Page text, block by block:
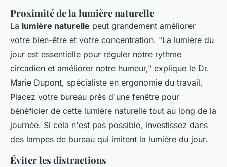
Proximité de la lumière naturelle
La lumière naturelle peut grandement améliorer
votre bien-être et votre concentration. "La lumière du
jour est essentielle pour réguler notre rythme
circadien et améliorer notre humeur," explique le Dr.
Marie Dupont, spécialiste en ergonomie du travail.
Placez votre bureau près d'une fenêtre pour
bénéficier de cette lumière naturelle tout au long de la
journée. Si cela n'est pas possible, investissez dans
des lampes de bureau qui imitent la lumière du jour.
Éviter les distractions